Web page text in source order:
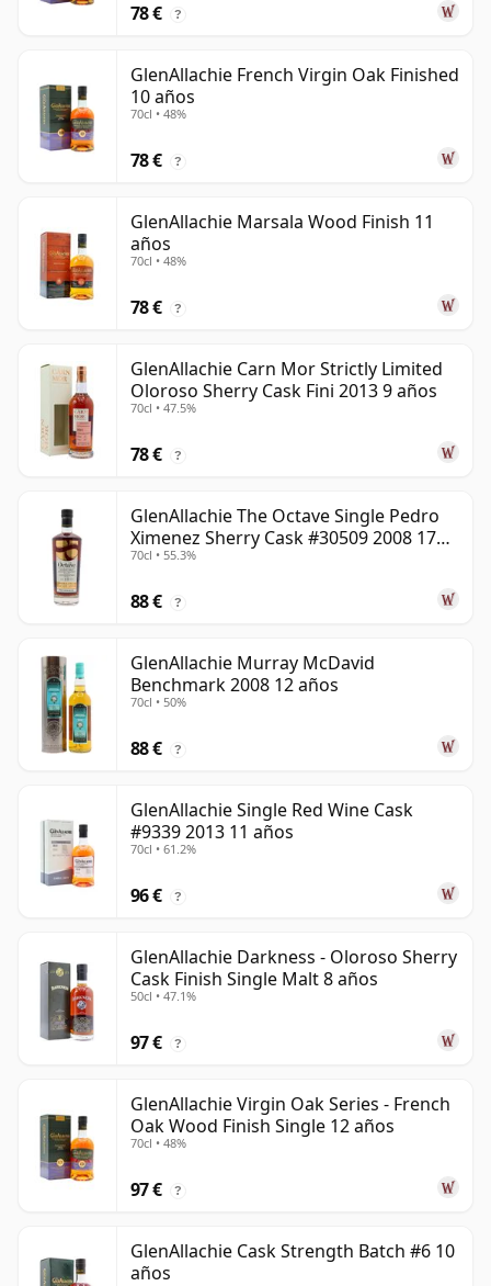
78 € ?
GlenAllachie French Virgin Oak Finished
10 años
70cl • 48%
78 € ?
GlenAllachie Marsala Wood Finish 11
años
70cl • 48%
78 € ?
GlenAllachie Carn Mor Strictly Limited
Oloroso Sherry Cask Fini 2013 9 años
70cl • 47.5%
78 € ?
GlenAllachie The Octave Single Pedro
Ximenez Sherry Cask #30509 2008 17
años
70cl • 55.3%
88 € ?
GlenAllachie Murray McDavid
Benchmark 2008 12 años
70cl • 50%
88 € ?
GlenAllachie Single Red Wine Cask
#9339 2013 11 años
70cl • 61.2%
96 € ?
GlenAllachie Darkness - Oloroso Sherry
Cask Finish Single Malt 8 años
50cl • 47.1%
97 € ?
GlenAllachie Virgin Oak Series - French
Oak Wood Finish Single 12 años
70cl • 48%
97 € ?
GlenAllachie Cask Strength Batch #6 10
años